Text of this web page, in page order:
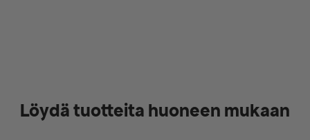
Löydä tuotteita huoneen mukaan